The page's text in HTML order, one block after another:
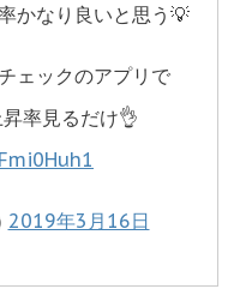
かなり良いと思う💡
ェックのアプリで
率見るだけ👌
2019年3月16日